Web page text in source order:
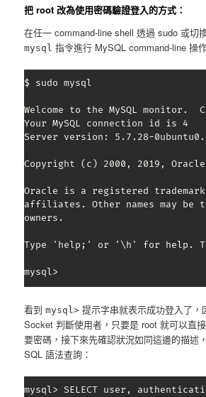
把 root 改為使用密碼驗證登入的方式：
在任一 command-line shell 透過 sudo 或切
mysql 指令進行 MySQL command-line 操
$ sudo mysql
Welcome to the MySQL monitor.
Your MySQL connection id is 4
Server version: 5.7.28-
Copyright (c) 2000, 2019,
Oracle is a registered
affiliates. Other names may be
owners.
Type 'help;' or '\h' for help.
mysql>
看到mysql> 提示字串就表示成功登入了，
Socket 判斷使用者，只要是 root 就可以直
要密碼，接下來先確認狀況如同這邊的描述
SQL 語法查詢：
mysql> SELECT user,